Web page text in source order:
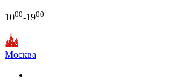
1000-1900
Москва